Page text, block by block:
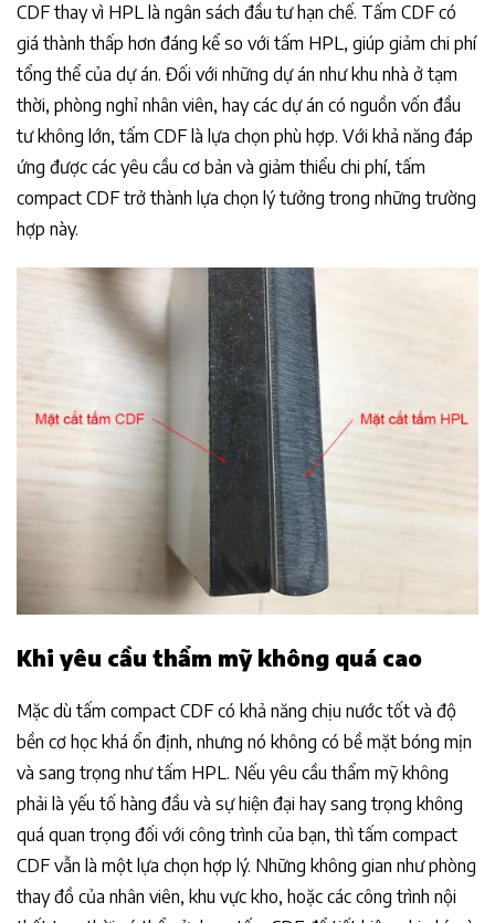
CDF thay vì HPL là ngân sách đầu tư hạn chế. Tấm CDF có
giá thành thấp hơn đáng kể so với tấm HPL, giúp giảm chi phí
tổng thể của dự án. Đối với những dự án như khu nhà ở tạm
thời, phòng nghỉ nhân viên, hay các dự án có nguồn vốn đầu
tư không lớn, tấm CDF là lựa chọn phù hợp. Với khả năng đáp
ứng được các yêu cầu cơ bản và giảm thiểu chi phí, tấm
compact CDF trở thành lựa chọn lý tưởng trong những trường
hợp này.
Khi yêu cầu thẩm mỹ không quá cao
Mặc dù tấm compact CDF có khả năng chịu nước tốt và độ
bền cơ học khá ổn định, nhưng nó không có bề mặt bóng mịn
và sang trọng như tấm HPL. Nếu yêu cầu thẩm mỹ không
phải là yếu tố hàng đầu và sự hiện đại hay sang trọng không
quá quan trọng đối với công trình của bạn, thì tấm compact
CDF vẫn là một lựa chọn hợp lý. Những không gian như phòng
thay đồ của nhân viên, khu vực kho, hoặc các công trình nội